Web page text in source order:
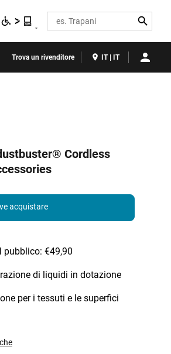
Search
Trova un rivenditore IT | IT
Cordless
acquistare
pubblico: €49,90
di liquidi in dotazione
per i tessuti e le superfici